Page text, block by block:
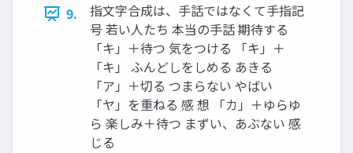
9.
指文字合成は、手話ではなくて手指記
号 若い人たち 本当の手話 期待する
「キ」＋待つ 気をつける 「キ」＋
「キ」 ふんどしをしめる あきる
「ア」＋切る つまらない やばい
「ヤ」を重ねる 感 想 「カ」＋ゆらゆ
ら 楽しみ＋待つ まずい、あぶない 感
じる